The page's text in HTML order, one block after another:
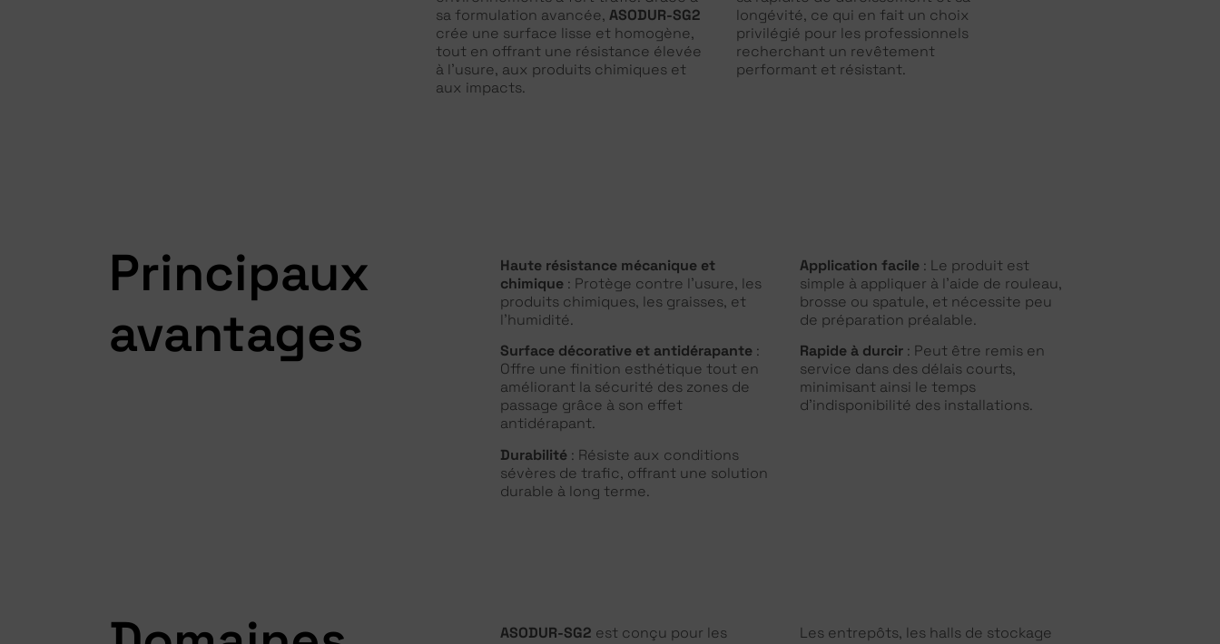
sa formulation avancée, ASODUR-SG2
crée une surface lisse et homogène,
tout en offrant une résistance élevée
à l’usure, aux produits chimiques et
aux impacts.
longévité, ce qui en fait un choix
privilégié pour les professionnels
recherchant un revêtement
performant et résistant.
Principaux
avantages
Haute résistance mécanique et
chimique: Protège contre l’usure, les
produits chimiques, les graisses, et
l’humidité.
Surface décorative et antidérapante:
Offre une finition esthétique tout en
améliorant la sécurité des zones de
passage grâce à son effet
antidérapant.
Durabilité: Résiste aux conditions
sévères de trafic, offrant une solution
durable à long terme.
Application facile : Le produit est
simple à appliquer à l’aide de rouleau,
brosse ou spatule, et nécessite peu
de préparation préalable.
Rapide à durcir : Peut être remis en
service dans des délais courts,
minimisant ainsi le temps
d’indisponibilité des installations.
ASODUR-SG2 est conçu pour les
Les entrepôts, les halls de stockage